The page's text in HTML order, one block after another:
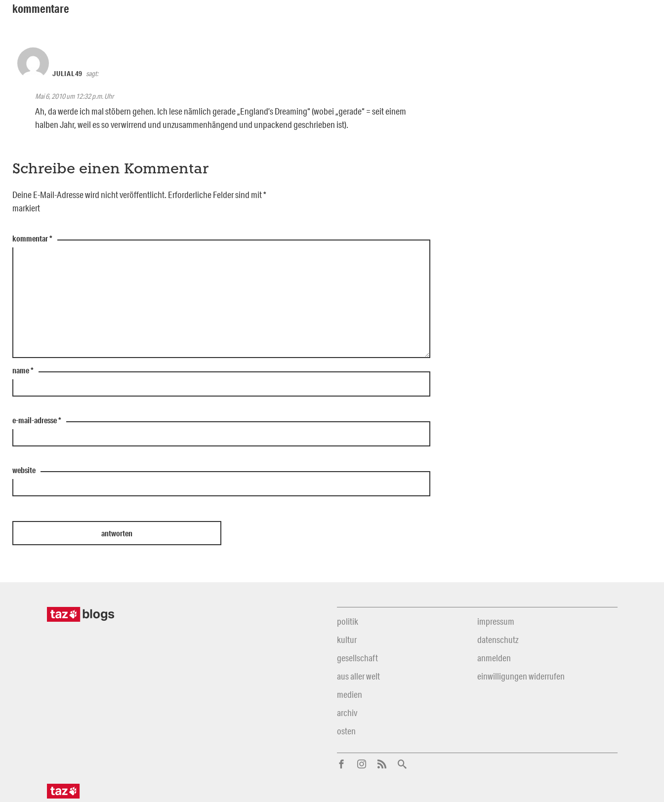
kommentare
JULIAL49 sagt:
Mai 6, 2010 um 12:32 p.m. Uhr
Ah, da werde ich mal stöbern gehen. Ich lese nämlich gerade „England’s Dreaming“ (wobei „gerade“ = seit einem
halben Jahr, weil es so verwirrend und unzusammenhängend und unpackend geschrieben ist).
Schreibe einen Kommentar
Deine E-Mail-Adresse wird nicht veröffentlicht. Erforderliche Felder sind mit*
markiert
kommentar*
name*
e-mail-adresse*
website
politik
kultur
gesellschaft
aus aller welt
medien
archiv
osten
impressum
datenschutz
anmelden
einwilligungen widerrufen